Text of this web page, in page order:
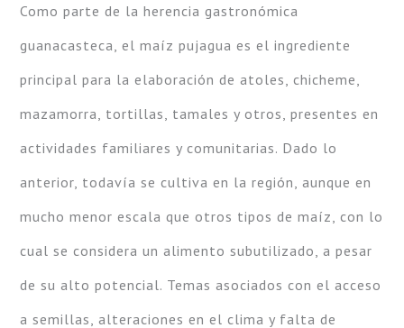
Como parte de la herencia gastronómica
guanacasteca, el maíz pujagua es el ingrediente
principal para la elaboración de atoles, chicheme,
mazamorra, tortillas, tamales y otros, presentes en
actividades familiares y comunitarias. Dado lo
anterior, todavía se cultiva en la región, aunque en
mucho menor escala que otros tipos de maíz, con lo
cual se considera un alimento subutilizado, a pesar
de su alto potencial. Temas asociados con el acceso
a semillas, alteraciones en el clima y falta de